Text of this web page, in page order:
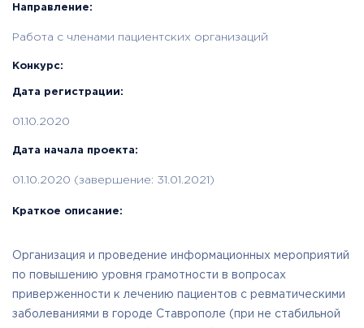
Краткое описание:
Организация и проведение информационных мероприятий
по повышению уровня грамотности в вопросах
приверженности к лечению пациентов с ревматическими
заболеваниями в городе Ставрополе (при не стабильной
Направление:
Работа с членами пациентских организаций
Конкурс:
Дата регистрации:
01.10.2020
Дата начала проекта:
01.10.2020 (завершение: 31.01.2021)